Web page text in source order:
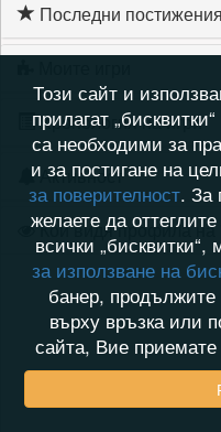
Последни постижения
Хронология на игри
Активност
Кой видя профила на
Този сайт и
прилагат
са необходими за
и за постигане на
за поверителност. За
желаете да
всички „бисквитки“,
за използване на
банер, продължите
върху връзка или
сайта, Вие приемате